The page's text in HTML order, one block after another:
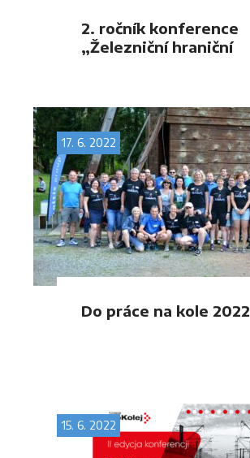
2. ročník konference
„Železniční hraniční
17. 6. 2022
Do práce na kole 2022
15. 6. 2022